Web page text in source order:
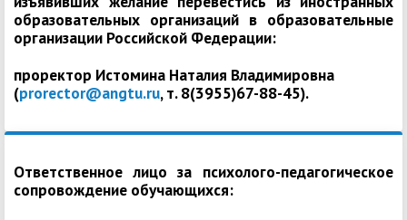
образовательных организаций в образовательные
организации Российской Федерации:
проректор Истомина Наталия Владимировна
(prorector@angtu.ru, т. 8(3955)67-88-45).
Ответственное лицо за психолого-педагогическое
сопровождение обучающихся: